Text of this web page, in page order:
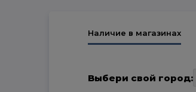
Наличие в магазинах
Выбери свой город: